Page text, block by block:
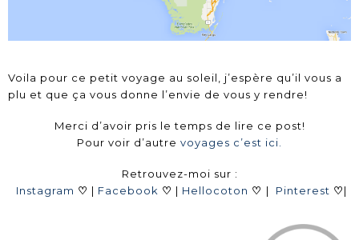
Voila pour ce petit voyage au soleil, j’espère qu’il vous a
plu et que ça vous donne l’envie de vous y rendre!
Merci d’avoir pris le temps de lire ce post!
Pour voir d’autre voyages c’est ici.
Retrouvez-moi sur :
Instagram ♡ | Facebook ♡ | Hellocoton ♡ | Pinterest ♡|